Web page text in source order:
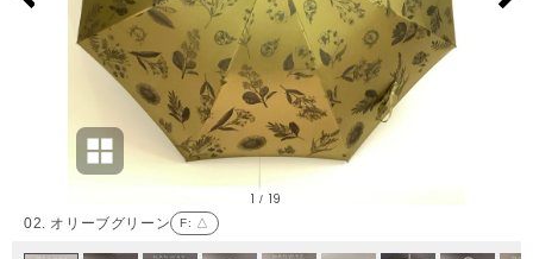
02. オリーブグリーン F: △
1 / 19